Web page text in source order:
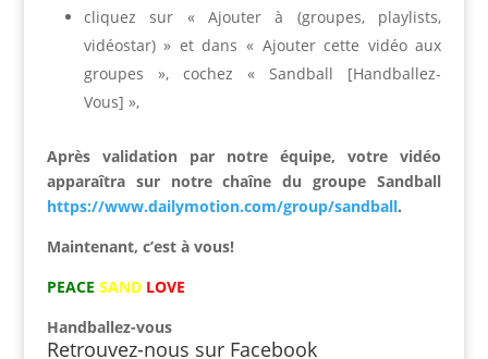
cliquez sur « Ajouter à (groupes, playlists,
vidéostar) » et dans « Ajouter cette vidéo aux
groupes », cochez « Sandball [Handballez-
Vous] »,
Après validation par notre équipe, votre vidéo
apparaîtra sur notre chaîne du groupe Sandball
https://www.dailymotion.com/group/sandball.
Maintenant, c’est à vous!
PEACE SAND LOVE
Handballez-vous
Retrouvez-nous sur Facebook